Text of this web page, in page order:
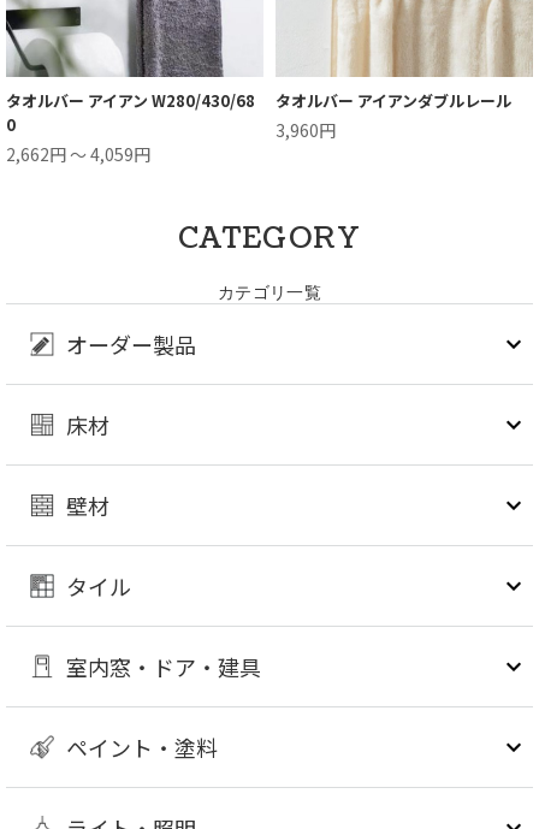
タオルバー アイアン W280/430/68
0
2,662円 ～ 4,059円
タオルバー アイアンダブルレール
3,960円
CATEGORY
カテゴリ一覧
オーダー製品
床材
壁材
タイル
室内窓・ドア・建具
ペイント・塗料